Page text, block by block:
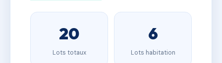
20
Lots totaux
6
Lots habitation